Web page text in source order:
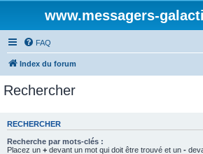
www.messagers-
FAQ
Index du forum
Rechercher
RECHERCHER
Recherche par mots-clés :
Placez un + devant un mot qui doit être trouvé et un -